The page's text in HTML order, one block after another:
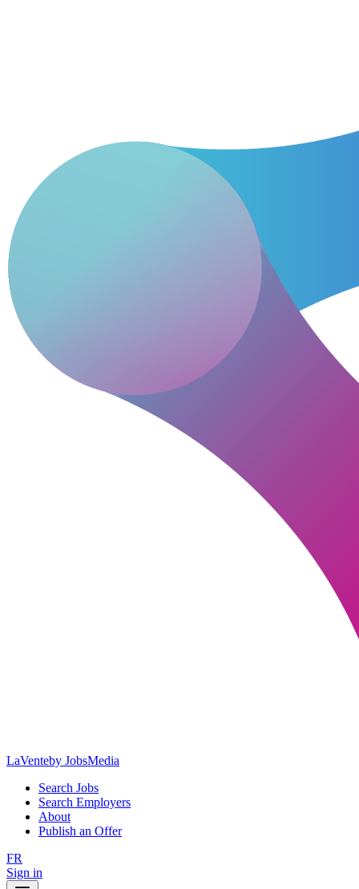
LaVenteby JobsMedia
Search Jobs
Search Employers
About
Publish an Offer
FR
Sign in